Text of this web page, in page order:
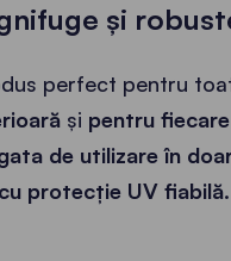
și
perfect pentru
și pentru
de utilizare în
protecție UV fiabilă.